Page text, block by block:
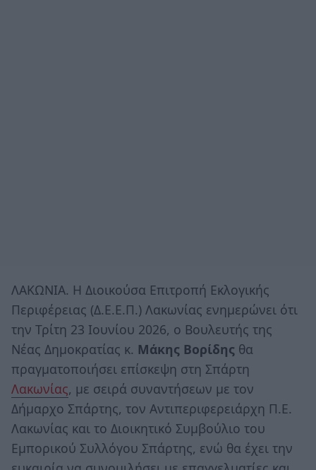
ΛΑΚΩΝΙΑ. Η Διοικούσα Επιτροπή Εκλογικής
Περιφέρειας (Δ.Ε.Ε.Π.) Λακωνίας ενημερώνει ότι
την Τρίτη 23 Ιουνίου 2026, ο Βουλευτής της
Νέας Δημοκρατίας κ. Μάκης Βορίδης θα
πραγματοποιήσει επίσκεψη στη Σπάρτη
Λακωνίας, με σειρά συναντήσεων με τον
Δήμαρχο Σπάρτης, τον Αντιπεριφερειάρχη Π.Ε.
Λακωνίας και το Διοικητικό Συμβούλιο του
Εμπορικού Συλλόγου Σπάρτης, ενώ θα έχει την